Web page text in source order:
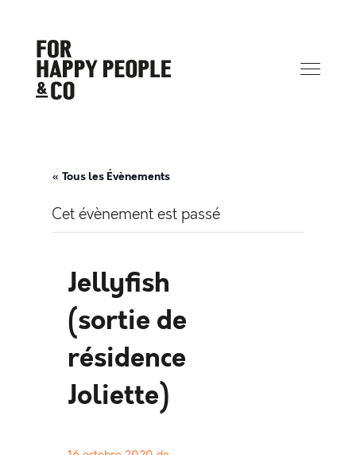
« Tous les Évènements
Cet évènement est passé
Jellyfish
(sortie de
résidence
Joliette)